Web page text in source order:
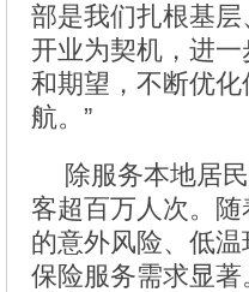
部是我们扎根基
开业为契机，进
和期望，不断优
航。”
除服务本地居
客超百万人次。
的意外风险、低
保险服务需求显